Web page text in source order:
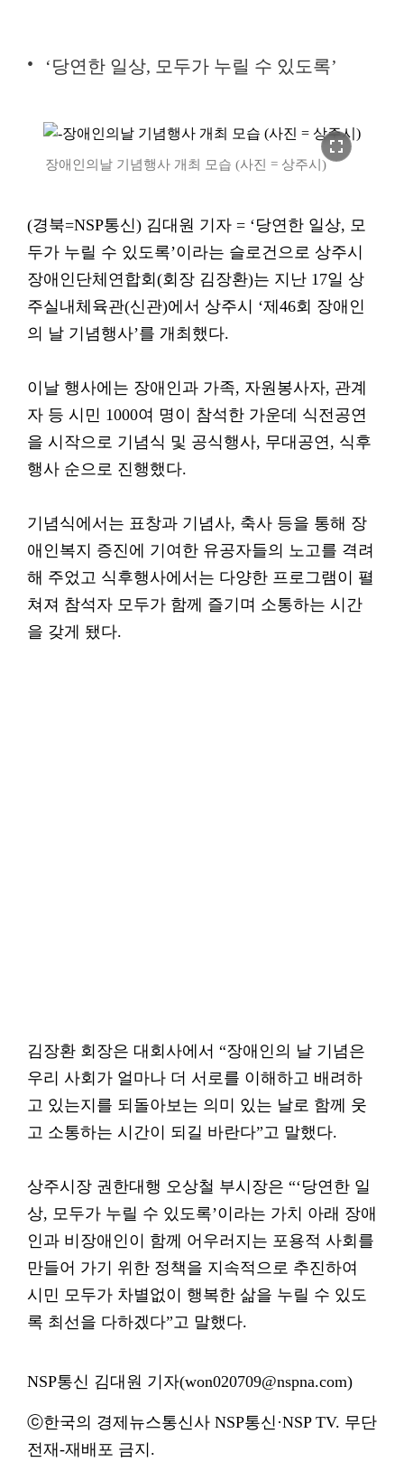
‘당연한 일상, 모두가 누릴 수 있도록’
fullscreen
장애인의날 기념행사 개최 모습 (사진 = 상주시)
(경북=NSP통신) 김대원 기자 = ‘당연한 일상, 모
두가 누릴 수 있도록’이라는 슬로건으로 상주시
장애인단체연합회(회장 김장환)는 지난 17일 상
주실내체육관(신관)에서 상주시 ‘제46회 장애인
의 날 기념행사’를 개최했다.
이날 행사에는 장애인과 가족, 자원봉사자, 관계
자 등 시민 1000여 명이 참석한 가운데 식전공연
을 시작으로 기념식 및 공식행사, 무대공연, 식후
행사 순으로 진행했다.
기념식에서는 표창과 기념사, 축사 등을 통해 장
애인복지 증진에 기여한 유공자들의 노고를 격려
해 주었고 식후행사에서는 다양한 프로그램이 펼
쳐져 참석자 모두가 함께 즐기며 소통하는 시간
을 갖게 됐다.
김장환 회장은 대회사에서 “장애인의 날 기념은
우리 사회가 얼마나 더 서로를 이해하고 배려하
고 있는지를 되돌아보는 의미 있는 날로 함께 웃
고 소통하는 시간이 되길 바란다”고 말했다.
상주시장 권한대행 오상철 부시장은 “‘당연한 일
상, 모두가 누릴 수 있도록’이라는 가치 아래 장애
인과 비장애인이 함께 어우러지는 포용적 사회를
만들어 가기 위한 정책을 지속적으로 추진하여
시민 모두가 차별없이 행복한 삶을 누릴 수 있도
록 최선을 다하겠다”고 말했다.
NSP통신 김대원 기자(won020709@nspna.com)
ⓒ한국의 경제뉴스통신사 NSP통신·NSP TV. 무단
전재-재배포 금지.